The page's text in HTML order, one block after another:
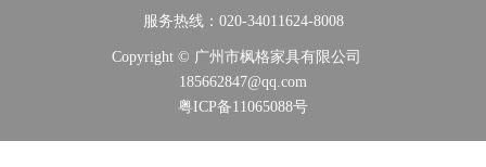
服务热线：020-34011624-8008
Copyright © 广州市枫格家具有限公司
185662847@qq.com
粤ICP备11065088号